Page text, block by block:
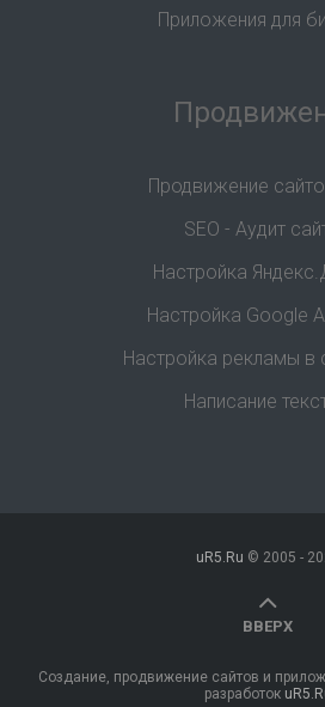
Приложения для
Продвижение
SEO - Аудит
Настройка
Настройка Google
Настройка рекламы в
Написание
uR5.Ru © 2005 -
ВВЕРХ
Создание, продвижение сайтов и
разработок